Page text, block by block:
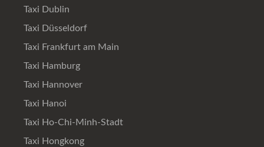
Taxi Dublin
Taxi Düsseldorf
Taxi Frankfurt am Main
Taxi Hamburg
Taxi Hannover
Taxi Hanoi
Taxi Ho-Chi-Minh-Stadt
Taxi Hongkong